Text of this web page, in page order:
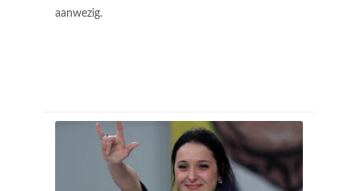
aanwezig.